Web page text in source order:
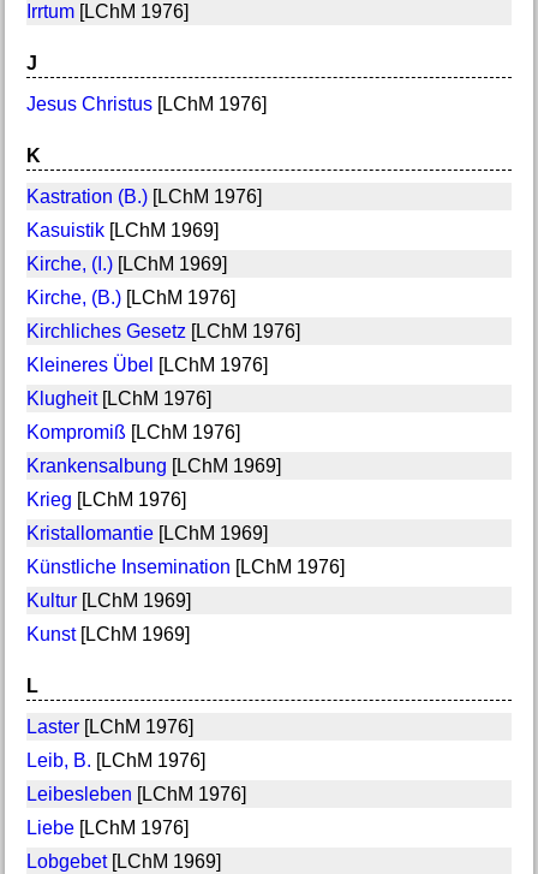
Irrtum[LChM 1976]
J
Jesus Christus[LChM 1976]
K
Kastration (B.)[LChM 1976]
Kasuistik[LChM 1969]
Kirche, (I.)[LChM 1969]
Kirche, (B.)[LChM 1976]
Kirchliches Gesetz [LChM 1976]
Kleineres Übel [LChM 1976]
Klugheit[LChM 1976]
Kompromiß [LChM 1976]
Krankensalbung [LChM 1969]
Krieg [LChM 1976]
Kristallomantie[LChM 1969]
Künstliche Insemination [LChM 1976]
Kultur[LChM 1969]
Kunst[LChM 1969]
L
Laster[LChM 1976]
Leib, B. [LChM 1976]
Leibesleben [LChM 1976]
Liebe[LChM 1976]
Lobgebet[LChM 1969]